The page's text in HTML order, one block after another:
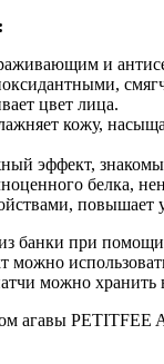
:
и
цвет лица.
кожу,
эффект,
белка,
повышает
из банки при
можно хранить
агавы